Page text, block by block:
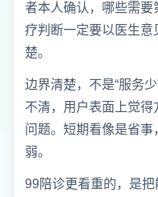
者本人确认，哪些需
疗判断一定要以医生
楚。
边界清楚，不是“服务
不清，用户表面上觉
问题。短期看像是省
弱。
99陪诊更看重的，是